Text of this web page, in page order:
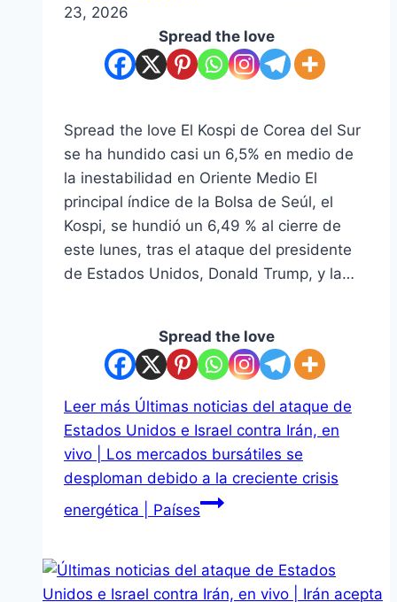
23, 2026
Spread the love
Spread the love El Kospi de Corea del Sur
se ha hundido casi un 6,5% en medio de
la inestabilidad en Oriente Medio El
principal índice de la Bolsa de Seúl, el
Kospi, se hundió un 6,49 % al cierre de
este lunes, tras el ataque del presidente
de Estados Unidos, Donald Trump, y la…
Spread the love
Leer más Últimas noticias del ataque de
Estados Unidos e Israel contra Irán, en
vivo | Los mercados bursátiles se
desploman debido a la creciente crisis
energética | Países